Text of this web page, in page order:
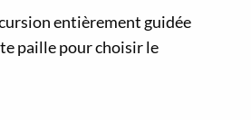
entièrement guidée
paille pour choisir le